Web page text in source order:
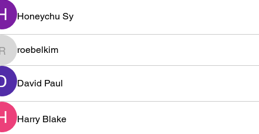
Honeychu Sy
roebelkim
roebelkim
David Paul
Harry Blake